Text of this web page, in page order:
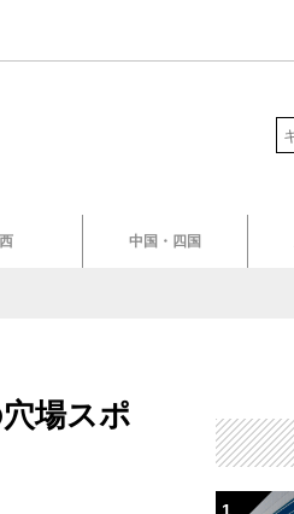
中国・四国
場スポ